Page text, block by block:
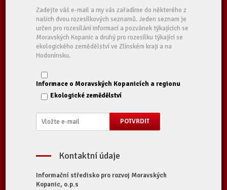
Zadejte váš e-mail a my vás zařadíme do některého z
našich dvou rozesílkových seznamů. Jeden seznam je
určen pro rozesílání informací a pozvánek týkajících se
Moravských Kopanic a druhý pro rozesílku týkající se
ekologického zemědělství ve Zlínském kraji a na
Hodonínsku.
Informace o Moravských Kopanicích a regionu
Ekologické zemědělství
Kontaktní údaje
Informační středisko pro rozvoj Moravských
Kopanic, o.p.s